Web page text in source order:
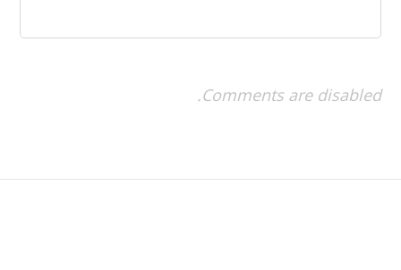
Comments are disabled.